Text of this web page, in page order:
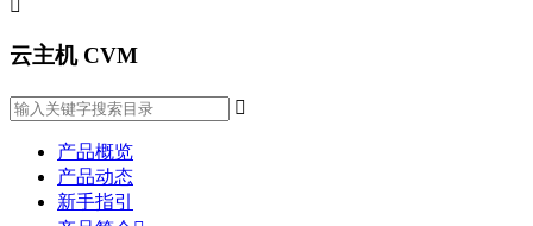
云主机 CVM

产品概览
产品动态
新手指引